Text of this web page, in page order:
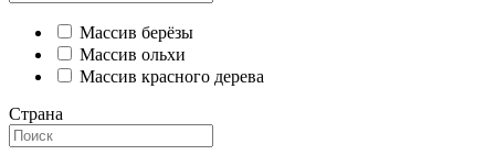
Массив берёзы
Массив ольхи
Массив красного дерева
Страна